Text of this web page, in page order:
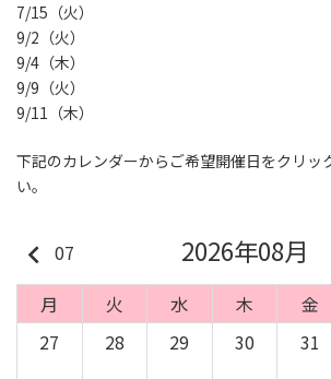
7/15（火）
9/2（火）
9/4（木）
9/9（火）
9/11（木）
下記のカレンダーからご希望開催日をクリッ
い。
keyboard_arrow_left 07 2026年08月
月 火 水 木 金
27
28 29 30 31